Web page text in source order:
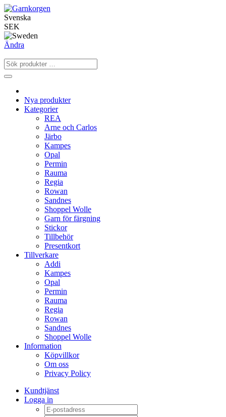
Svenska
SEK
Ändra
Nya produkter
Kategorier
REA
Arne och Carlos
Järbo
Kampes
Opal
Permin
Rauma
Regia
Rowan
Sandnes
Shoppel Wolle
Garn för färgning
Stickor
Tillbehör
Presentkort
Tillverkare
Addi
Kampes
Opal
Permin
Rauma
Regia
Rowan
Sandnes
Shoppel Wolle
Information
Köpvillkor
Om oss
Privacy Policy
Kundtjänst
Logga in